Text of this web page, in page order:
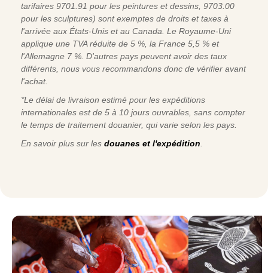
tarifaires 9701.91 pour les peintures et dessins, 9703.00
pour les sculptures) sont exemptes de droits et taxes à
l'arrivée aux États-Unis et au Canada. Le Royaume-Uni
applique une TVA réduite de 5 %, la France 5,5 % et
l'Allemagne 7 %. D'autres pays peuvent avoir des taux
différents, nous vous recommandons donc de vérifier avant
l'achat.
*Le délai de livraison estimé pour les expéditions
internationales est de 5 à 10 jours ouvrables, sans compter
le temps de traitement douanier, qui varie selon les pays.
En savoir plus sur les douanes et l'expédition